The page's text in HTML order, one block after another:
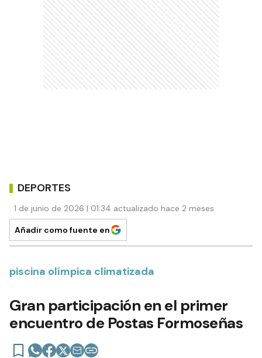
DEPORTES
1 de junio de 2026 | 01:34 actualizado hace 2 meses
Añadir como fuente en
piscina olímpica climatizada
Gran participación en el primer
encuentro de Postas Formoseñas